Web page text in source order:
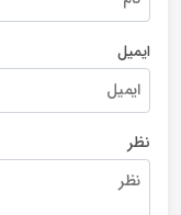
ایمیل
نظر